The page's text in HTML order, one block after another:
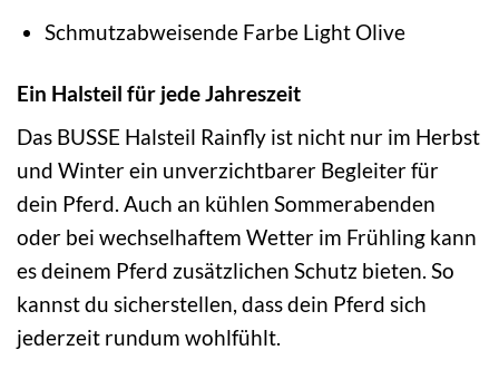
Schmutzabweisende Farbe Light Olive
Ein Halsteil für jede Jahreszeit
Das BUSSE Halsteil Rainfly ist nicht nur im Herbst
und Winter ein unverzichtbarer Begleiter für
dein Pferd. Auch an kühlen Sommerabenden
oder bei wechselhaftem Wetter im Frühling kann
es deinem Pferd zusätzlichen Schutz bieten. So
kannst du sicherstellen, dass dein Pferd sich
jederzeit rundum wohlfühlt.